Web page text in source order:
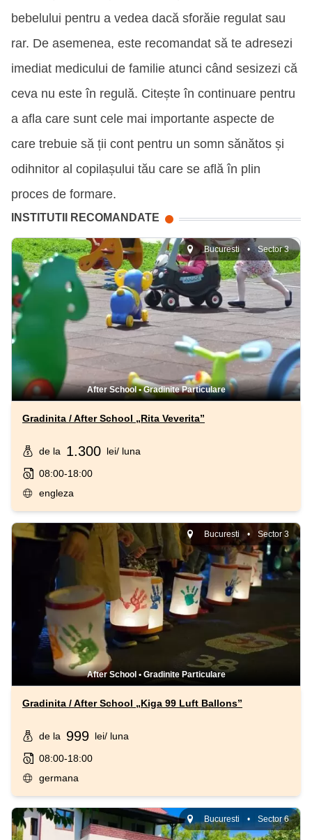
bebelului pentru a vedea dacă sforăie regulat sau
rar. De asemenea, este recomandat să te adresezi
imediat medicului de familie atunci când sesizezi că
ceva nu este în regulă. Citește în continuare pentru
a afla care sunt cele mai importante aspecte de
care trebuie să ții cont pentru un somn sănătos și
odihnitor al copilașului tău care se află în plin
proces de formare.
INSTITUTII RECOMANDATE
Bucuresti • Sector 3
After School•Gradinite Particulare
Gradinita / After School „Rita Veverita”
de la 1.300 lei/ luna
08:00-18:00
engleza
Bucuresti • Sector 3
After School• Gradinite Particulare
Gradinita / After School „Kiga 99 Luft Ballons”
de la 999 lei/ luna
08:00-18:00
germana
Bucuresti • Sector 6